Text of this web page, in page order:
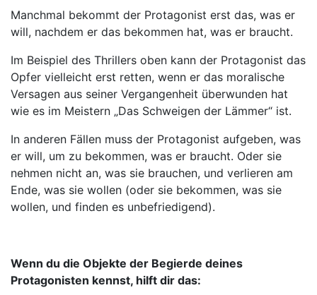
Manchmal bekommt der Protagonist erst das, was er
will, nachdem er das bekommen hat, was er braucht.
Im Beispiel des Thrillers oben kann der Protagonist das
Opfer vielleicht erst retten, wenn er das moralische
Versagen aus seiner Vergangenheit überwunden hat
wie es im Meistern „Das Schweigen der Lämmer“ ist.
In anderen Fällen muss der Protagonist aufgeben, was
er will, um zu bekommen, was er braucht. Oder sie
nehmen nicht an, was sie brauchen, und verlieren am
Ende, was sie wollen (oder sie bekommen, was sie
wollen, und finden es unbefriedigend).
Wenn du die Objekte der Begierde deines
Protagonisten kennst, hilft dir das: